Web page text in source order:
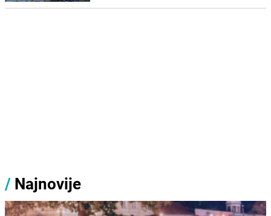
/ Najnovije